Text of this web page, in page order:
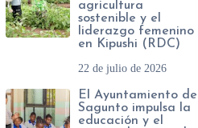
agricultura
sostenible y el
liderazgo femenino
en Kipushi (RDC)
22 de julio de 2026
El Ayuntamiento de
Sagunto impulsa la
educación y el